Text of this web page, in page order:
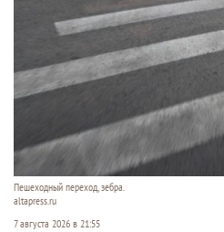
Пешеходный переход, зебра.
altapress.ru
7 августа 2026 в 21:55